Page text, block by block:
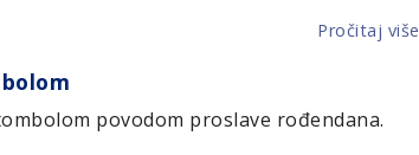
Pročitaj više
povodom proslave rođendana.